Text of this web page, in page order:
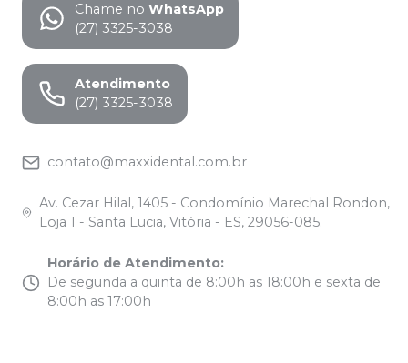
Chame no WhatsApp
(27) 3325-3038
Atendimento
(27) 3325-3038
contato@maxxidental.com.br
Av. Cezar Hilal, 1405 - Condomínio Marechal Rondon,
Loja 1 - Santa Lucia, Vitória - ES, 29056-085.
Horário de Atendimento:
De segunda a quinta de 8:00h as 18:00h e sexta de
8:00h as 17:00h